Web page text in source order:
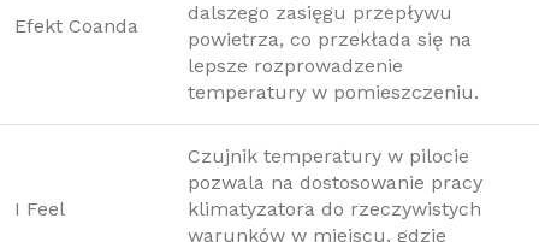
Efekt Coanda
dalszego zasięgu przepływu
powietrza, co przekłada się na
lepsze rozprowadzenie
temperatury w pomieszczeniu.
I Feel
Czujnik temperatury w pilocie
pozwala na dostosowanie pracy
klimatyzatora do rzeczywistych
warunków w miejscu, gdzie